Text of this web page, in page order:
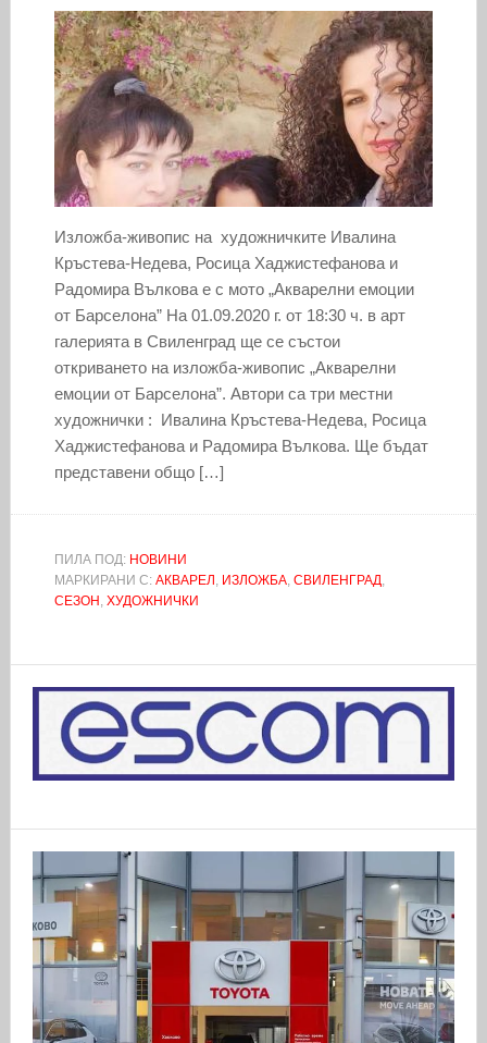
Изложба-живопис на художничките Ивалина
Кръстева-Недева, Росица Хаджистефанова и
Радомира Вълкова е с мото „Акварелни емоции
от Барселона” На 01.09.2020 г. от 18:30 ч. в арт
галерията в Свиленград ще се състои
откриването на изложба-живопис „Акварелни
емоции от Барселона”. Автори са три местни
художнички : Ивалина Кръстева-Недева, Росица
Хаджистефанова и Радомира Вълкова. Ще бъдат
представени общо […]
ПИЛА ПОД: НОВИНИ
МАРКИРАНИ С: АКВАРЕЛ , ИЗЛОЖБА, СВИЛЕНГРАД,
СЕЗОН , ХУДОЖНИЧКИ